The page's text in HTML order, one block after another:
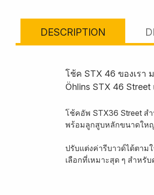
DESCRIPTION
โช้ค STX 46 ของเรา
Öhlins STX 46
โช้คอัพ STX36 Street ส
พร้อมลูกสูบหลักขนาดให
ปรับแต่งค่ารีบาวด์ได้ตาม
เลือกที่เหมาะสุด ๆ สำห